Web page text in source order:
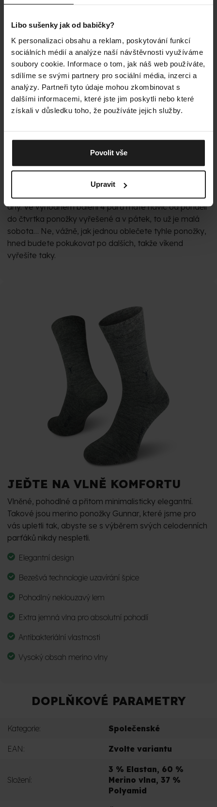
Libo sušenky jak od babičky?
K personalizaci obsahu a reklam, poskytování funkcí
sociálních médií a analýze naší návštěvnosti využíváme
soubory cookie. Informace o tom, jak náš web používáte,
sdílíme se svými partnery pro sociální média, inzerci a
analýzy. Partneři tyto údaje mohou zkombinovat s
dalšími informacemi, které jste jim poskytli nebo které
získali v důsledku toho, že používáte jejich služby.
Povolit vše
Upravit
JEMNÁ, TENKÁ, VLNĚNÁ
Žádný zápach, žádný pot ani zima od nohou. Merino
ponožky do města vás zahřejí v tom správném smyslu
slova a vy v nich zvládnete těžké i pohodou prozářené
dny. Ve výhodném balení 4 párů máte navíc od pondělí
do čtvrtka ponožky vyřešené a v pátek, to už je malá
sobota… Ne, vážně, jak jednou oblečete tyhle ponožky,
hned budete pokukovat po dalších, takže víkend
vyřešíte taky.
JEĎTE NA VLNĚ KOMFORTU
Vlněné, pohodlné a přitom minimalisticky elegantní.
Takové jsou merino ponožky Gunnar, které jsme pro
vás upletli tak, abyste se s výběrem svých celodenních
parťáků nikdy nespletli.
Elegantní design
Bezešvá technologie uzavírání špice
Pohodlný neklouzavý lem
Extra jemná vlna pro absolutní pohodlí
Antibakteriální vlastnosti
Vysoký obsah merino vlny
DOPLŇKOVÉ PARAMETRY
Kategorie: Společenské
EAN: Zvolte variantu
Složení:
3 % Elastan, 60 %
Merino vlna, 37 %
Polyamid